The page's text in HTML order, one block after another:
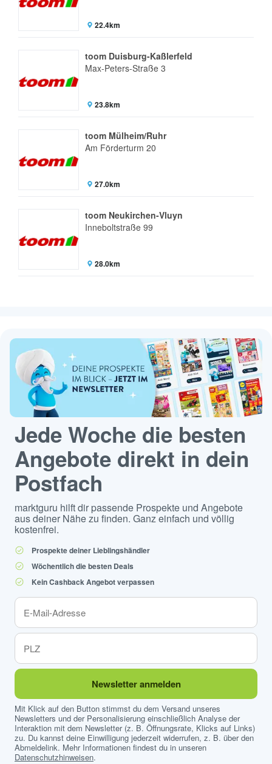
22.4km
toom Duisburg-Kaßlerfeld
Max-Peters-Straße 3
23.8km
toom Mülheim/Ruhr
Am Förderturm 20
27.0km
toom Neukirchen-Vluyn
Inneboltstraße 99
28.0km
Jede Woche die besten
Angebote direkt in dein
Postfach
marktguru hilft dir passende Prospekte und Angebote
aus deiner Nähe zu finden. Ganz einfach und völlig
kostenfrei.
Prospekte deiner Lieblingshändler
Wöchentlich die besten Deals
Kein Cashback Angebot verpassen
Newsletter anmelden
Mit Klick auf den Button stimmst du dem Versand unseres
Newsletters und der Personalisierung einschließlich Analyse der
Interaktion mit dem Newsletter (z. B. Öffnungsrate, Klicks auf Links)
zu. Du kannst deine Einwilligung jederzeit widerrufen, z. B. über den
Abmeldelink. Mehr Informationen findest du in unseren
Datenschutzhinweisen.